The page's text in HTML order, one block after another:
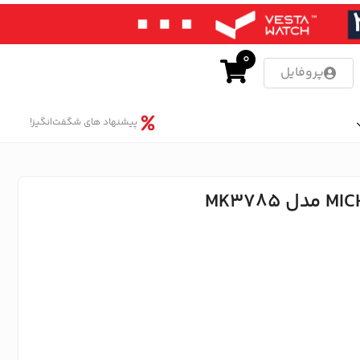
پروفایل
0
پیشنهاد های شگفت‌انگیز!